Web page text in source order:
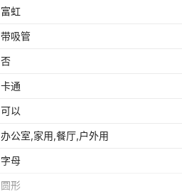
富虹
带吸管
否
卡通
可以
办公室,家用,餐厅,户外用
字母
圆形